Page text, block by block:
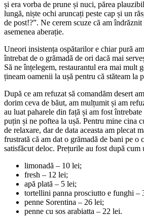
și era vorba de prune și nuci, părea
lungă, niște ochi aruncați peste cap și un
de post!?”. Ne cerem scuze că am
asemenea aberație.
Uneori insistența ospătarilor e chiar pură
întrebat de o grămadă de ori dacă mai
Să ne înțelegem, restaurantul era mai mult
țineam oamenii la ușă pentru că stăteam la
După ce am refuzat să comandăm desert
dorim ceva de băut, am mulțumit și am
au luat paharele din față și am fost
puțin și ne poftea la ușă. Pentru mine cina
de relaxare, dar de data aceasta am plecat
frustrată că am dat o grămadă de bani pe o
satisfăcut deloc. Prețurile au fost după cum
limonadă – 10 lei;
fresh – 12 lei;
apă plată – 5 lei;
tortellini panna prosciutto e funghi –
penne Sorentina – 26 lei;
penne cu sos arabiatta – 22 lei.